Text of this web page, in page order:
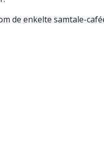
de enkelte samtale-